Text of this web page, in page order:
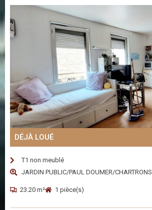
DÉJÀ LOUÉ
T1 non meublé
JARDIN PUBLIC/PAUL DOUMER/CHARTRONS
23.20 m² 1 pièce(s)